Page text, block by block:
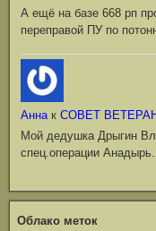
А ещё на базе 668 рп
переправой ПУ по
Аннак СОВЕТ
Мой дедушка Дрыгин
спец.операции Анадырь.
Облако меток